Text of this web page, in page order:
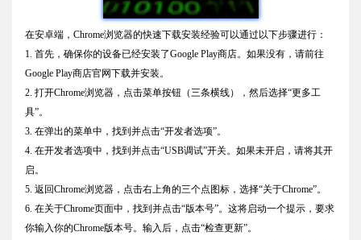
在安卓端，Chrome浏览器的快速下载安装经验可以通过以下步骤进行：
1. 首先，确保你的设备已经安装了Google Play商店。如果没有，请前往
Google Play商店官网下载并安装。
2. 打开Chrome浏览器，点击菜单按钮（三条横线），然后选择“更多工
具”。
3. 在弹出的菜单中，找到并点击“开发者选项”。
4. 在开发者选项中，找到并点击“USB调试”开关。如果未开启，请将其开
启。
5. 返回Chrome浏览器，点击右上角的三个点图标，选择“关于Chrome”。
6. 在关于Chrome页面中，找到并点击“版本号”。这将启动一个提示，要求
你输入你的Chrome版本号。输入后，点击“检查更新”。